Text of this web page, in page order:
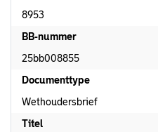
8953
BB-nummer
25bb008855
Documenttype
Wethoudersbrief
Titel